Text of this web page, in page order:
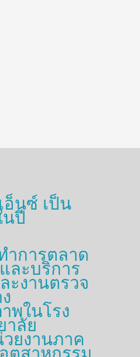
นซ์ เป็น
ปี
ำการตลาด
ะบริการ
ะงานตรวจ
พในโรง
าลัย
ยงานภาค